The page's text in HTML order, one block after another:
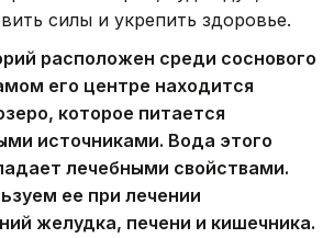
силы и укрепить здоровье.
расположен среди соснового
его центре находится
которое питается
источниками. Вода этого
лечебными свойствами.
ее при лечении
желудка, печени и кишечника.